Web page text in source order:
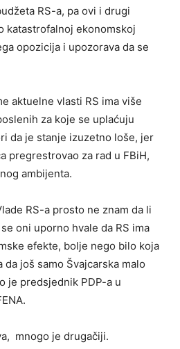
RS-a, pa ovi i drugi
katastrofalnoj ekonomskoj
opozicija i upozorava da se
aktuelne vlasti RS ima više
za koje se uplaćuju
da je stanje izuzetno loše, jer
pregrestrovao za rad u FBiH,
ambijenta.
RS-a prosto ne znam da li
oni uporno hvale da RS ima
efekte, bolje nego bilo koja
još samo Švajcarska malo
je predsjednik PDP-a u
mnogo je drugačiji.